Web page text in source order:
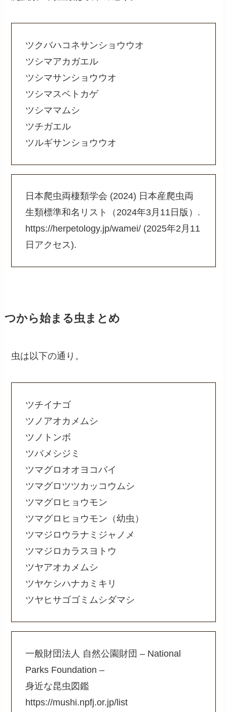
ツクバハコネサンショウウオ
ツシマアカガエル
ツシマサンショウウオ
ツシマスベトカゲ
ツシママムシ
ツチガエル
ツルギサンショウウオ
日本爬虫両棲類学会 (2024) 日本産爬虫両
生類標準和名リスト（2024年3月11日版）.
https://herpetology.jp/wamei/ (2025年2月11
日アクセス).
つから始まる虫まとめ
虫は以下の通り。
ツチイナゴ
ツノアオカメムシ
ツノトンボ
ツバメシジミ
ツマグロオオヨコバイ
ツマグロツツカッコウムシ
ツマグロヒョウモン
ツマグロヒョウモン（幼虫）
ツマジロウラナミジャノメ
ツマジロカラスヨトウ
ツヤアオカメムシ
ツヤケシハナカミキリ
ツヤヒサゴゴミムシダマシ
一般財団法人 自然公園財団 – National
Parks Foundation –
身近な昆虫図鑑
https://mushi.npfj.or.jp/list